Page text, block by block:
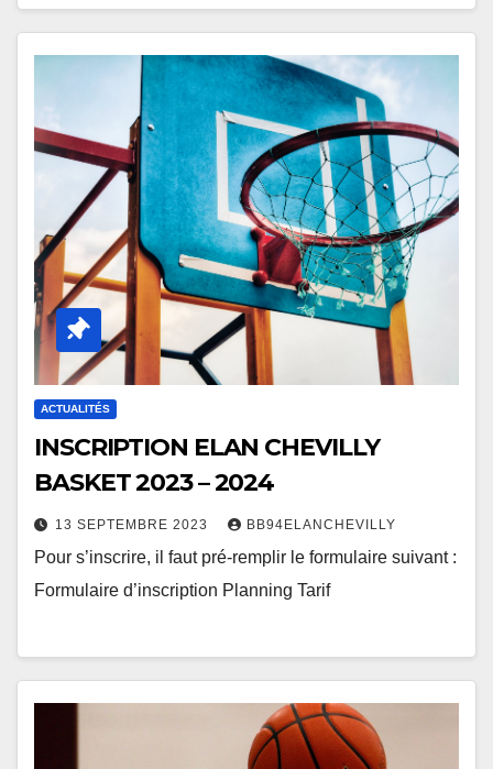
ACTUALITÉS
INSCRIPTION ELAN CHEVILLY
BASKET 2023 – 2024
13 SEPTEMBRE 2023 BB94ELANCHEVILLY
Pour s’inscrire, il faut pré-remplir le formulaire suivant :
Formulaire d’inscription Planning Tarif